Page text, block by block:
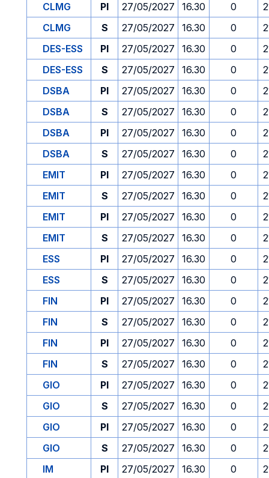
CLMG
PI 27/05/2027 16.30 0
CLMG
S 27/05/2027 16.30 0
DES-ESS
PI 27/05/2027 16.30 0
DES-ESS
S 27/05/2027 16.30 0
DSBA
PI 27/05/2027 16.30 0
DSBA
S 27/05/2027 16.30 0
DSBA
PI 27/05/2027 16.30 0
DSBA
S 27/05/2027 16.30 0
EMIT
PI 27/05/2027 16.30 0
EMIT
S 27/05/2027 16.30 0
EMIT
PI 27/05/2027 16.30 0
EMIT
S 27/05/2027 16.30 0
ESS
PI 27/05/2027 16.30 0
ESS
S 27/05/2027 16.30 0
FIN
PI 27/05/2027 16.30 0
FIN
S 27/05/2027 16.30 0
FIN
PI 27/05/2027 16.30 0
FIN
S 27/05/2027 16.30 0
GIO
PI 27/05/2027 16.30 0
GIO
S 27/05/2027 16.30 0
GIO
PI 27/05/2027 16.30 0
GIO
S 27/05/2027 16.30 0
IM
PI 27/05/2027 16.30 0